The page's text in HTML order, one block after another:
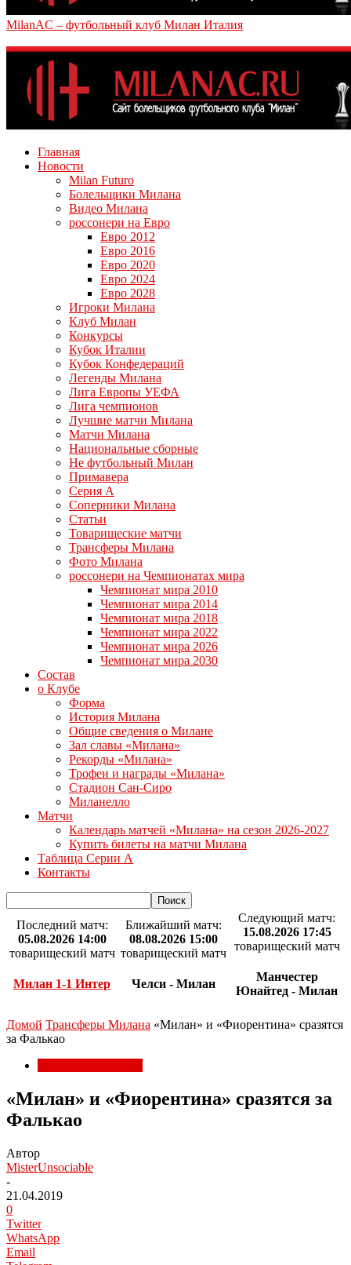
MilanAC – футбольный клуб Милан Италия
Главная
Новости
Milan Futuro
Болельщики Милана
Видео Милана
россонери на Евро
Евро 2012
Евро 2016
Евро 2020
Евро 2024
Евро 2028
Игроки Милана
Клуб Милан
Конкурсы
Кубок Италии
Кубок Конфедераций
Легенды Милана
Лига Европы УЕФА
Лига чемпионов
Лучшие матчи Милана
Матчи Милана
Национальные сборные
Не футбольный Милан
Примавера
Серия А
Соперники Милана
Статьи
Товарищеские матчи
Трансферы Милана
Фото Милана
россонери на Чемпионатах мира
Чемпионат мира 2010
Чемпионат мира 2014
Чемпионат мира 2018
Чемпионат мира 2022
Чемпионат мира 2026
Чемпионат мира 2030
Состав
о Клубе
Форма
История Милана
Общие сведения о Милане
Зал славы «Милана»
Рекорды «Милана»
Трофеи и награды «Милана»
Стадион Сан-Сиро
Миланелло
Матчи
Календарь матчей «Милана» на сезон 2026-2027
Купить билеты на матчи Милана
Таблица Серии А
Контакты
Последний матч:
05.08.2026 14:00
товарищеский матч
Милан 1-1 Интер
Ближайший матч:
08.08.2026 15:00
товарищеский матч
Челси - Милан
Следующий матч:
15.08.2026 17:45
товарищеский матч
Манчестер
Юнайтед - Милан
Домой Трансферы Милана «Милан» и «Фиорентина» сразятся
за Фалькао
«Милан» и «Фиорентина» сразятся за
Фалькао
Автор
MisterUnsociable
-
21.04.2019
0
Twitter
WhatsApp
Email